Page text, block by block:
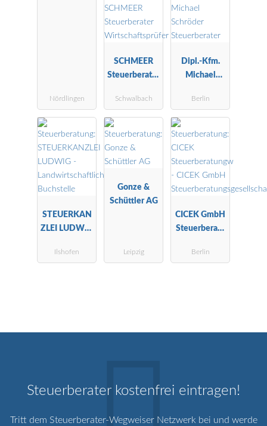
Nördlingen
SCHMEER
Steuerberater
üfer
Schwalbach
Dipl.-Kfm.
Michael
Steuerberater
Berlin
STEUERKAN
ZLEI LUDWIG
Landwirtscha
Ilshofen
Gonze &
Schüttler AG
Leipzig
CICEK GmbH
Steuerberatu
ft
Berlin
Steuerberater kostenfrei eintragen!
Tritt dem Steuerberater-Wegweiser Netzwerk bei und werde